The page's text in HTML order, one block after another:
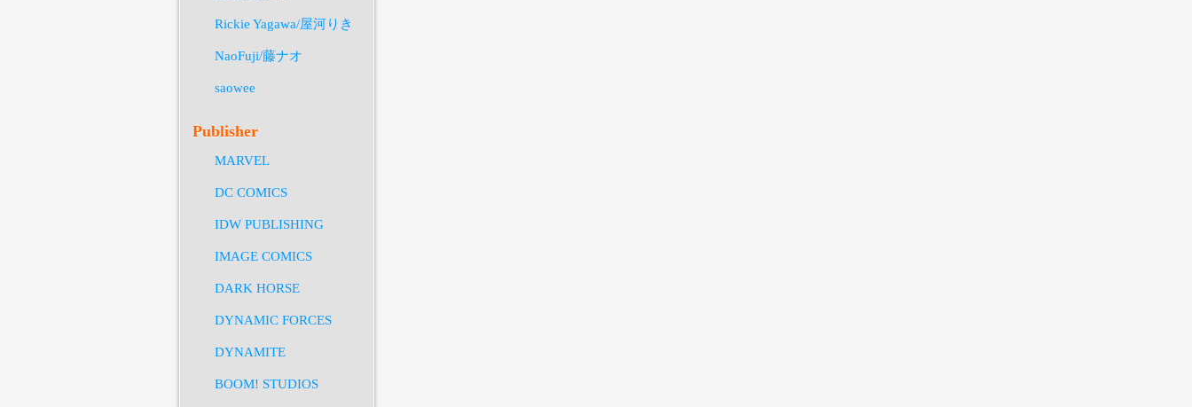
Rickie Yagawa/屋河りき
NaoFuji/藤ナオ
saowee
Publisher
MARVEL
DC COMICS
IDW PUBLISHING
IMAGE COMICS
DARK HORSE
DYNAMIC FORCES
DYNAMITE
BOOM! STUDIOS